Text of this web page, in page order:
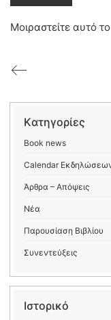
Μοιραστείτε αυτό το
Kατηγορίες
Book news
Calendar
Άρθρα – Απόψεις
Νέα
Παρουσίαση Βιβλίου
Συνεντεύξεις
Ιστορικό